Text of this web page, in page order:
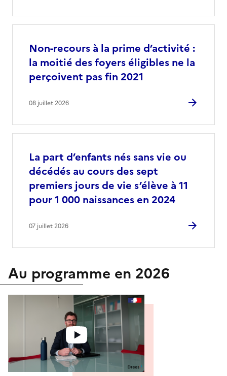
Non-recours à la prime d’activité :
la moitié des foyers éligibles ne la
perçoivent pas fin 2021
08 juillet 2026
La part d’enfants nés sans vie ou
décédés au cours des sept
premiers jours de vie s’élève à 11
pour 1 000 naissances en 2024
07 juillet 2026
Au programme en 2026